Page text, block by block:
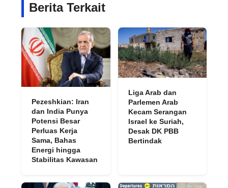
Berita Terkait
Pezeshkian: Iran
dan India Punya
Potensi Besar
Perluas Kerja
Sama, Bahas
Energi hingga
Stabilitas Kawasan
Liga Arab dan
Parlemen Arab
Kecam Serangan
Israel ke Suriah,
Desak DK PBB
Bertindak